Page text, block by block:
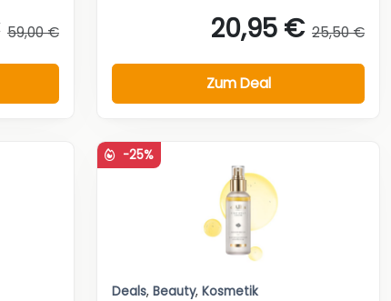
59,00 € 20,95 € 25,50 €
Zum Deal
-25%
Deals, Beauty, Kosmetik